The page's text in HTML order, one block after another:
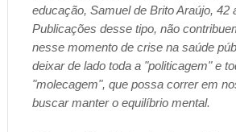
educação, Samuel de Brito Araújo, 42
Publicações desse tipo, não
nesse momento de crise na saúde
deixar de lado toda a "politicagem" e
"molecagem", que possa correr em
buscar manter o equilíbrio mental.